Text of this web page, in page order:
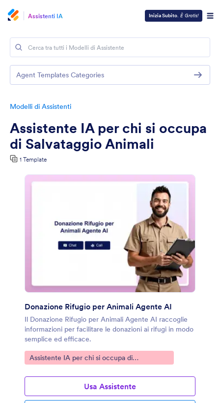
Assistenti IA Inizia Subito. È Gratis!
Modelli di Assistenti
Assistente IA per chi si occupa
di Salvataggio Animali
1 Template
Donazione Rifugio per Animali Agente AI
Il Donazione Rifugio per Animali Agente AI raccoglie
informazioni per facilitare le donazioni ai rifugi in modo
semplice ed efficace.
Vai alla Categoria:
Assistente IA per chi si occupa di
Salvataggio Animali
Usa Assistente
Agent Templates Categories